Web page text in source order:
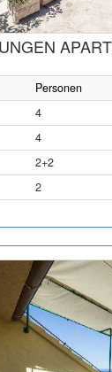
Personen
4
4
2+2
2